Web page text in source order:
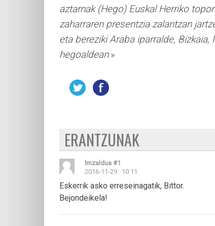
aztarnak (Hego) Euskal Herriko
zaharraren presentzia zalantzan
eta bereziki Araba iparralde,
hegoaldean.»
ERANTZUNAK
lmzaldua #1
2016-11-29 : 10:11
Eskerrik asko erreseinagatik, Bittor.
Bejondeikela!